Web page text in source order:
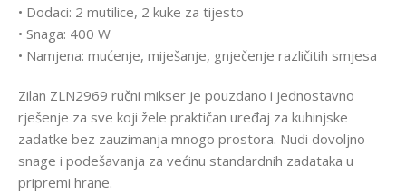
• Dodaci: 2 mutilice, 2 kuke za tijesto
• Snaga: 400 W
• Namjena: mućenje, miješanje, gnječenje različitih smjesa
Zilan ZLN2969 ručni mikser je pouzdano i jednostavno
rješenje za sve koji žele praktičan uređaj za kuhinjske
zadatke bez zauzimanja mnogo prostora. Nudi dovoljno
snage i podešavanja za većinu standardnih zadataka u
pripremi hrane.